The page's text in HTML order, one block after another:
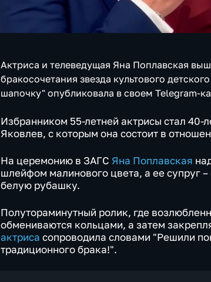
Актриса и телеведущая Яна Поплавская
бракосочетания звезда культового
шапочку" опубликовала в своем Telegram-
Избранником 55-летней актрисы стал 40-
Яковлев, с которым она состоит в
На церемонию в ЗАГС Яна Поплавская
шлейфом малинового цвета, а ее супруг –
белую рубашку.
Полутораминутный ролик, где
обмениваются кольцами, а затем
актриса сопроводила словами "Решили
традиционного брака!".